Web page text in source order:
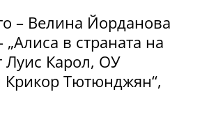
– Велина Йорданова
в страната на
Луис Карол, ОУ
Крикор Тютюнджян“,